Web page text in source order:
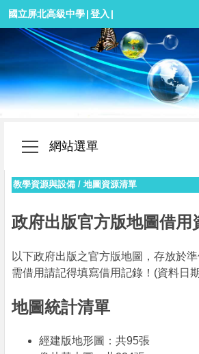
國立屏北高級中學|登入 |
網站選單
教學資源與設備 / 地圖資源清單
政府出版官方版地圖借用
以下政府出版之官方版地圖，存放於
需借用請記得填寫借用記錄！(資料日
地圖統計清單
經建版地形圖：共95張